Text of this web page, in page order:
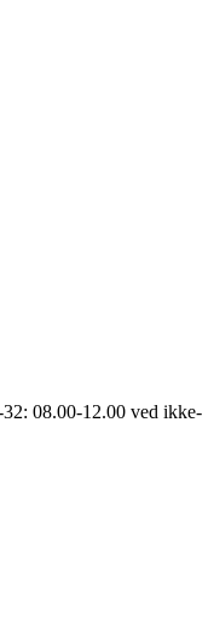
08.00-12.00 ved ikke-